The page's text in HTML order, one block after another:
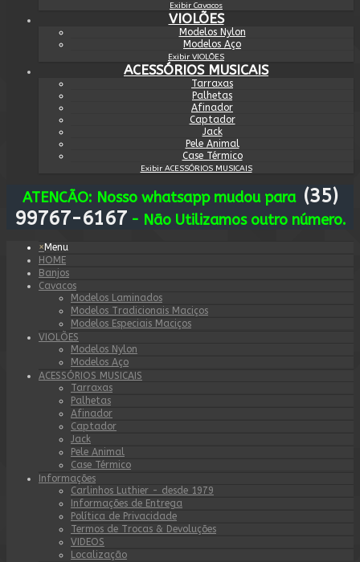
Exibir Cavacos
VIOLÕES
Modelos Nylon
Modelos Aço
Exibir VIOLÕES
ACESSÓRIOS MUSICAIS
Tarraxas
Palhetas
Afinador
Captador
Jack
Pele Animal
Case Térmico
Exibir ACESSÓRIOS MUSICAIS
ATENCÃO: Nosso whatsapp mudou para (35)
99767-6167 - Não Utilizamos outro número.
× Menu
HOME
Banjos
Cavacos
Modelos Laminados
Modelos Tradicionais Maciços
Modelos Especiais Maciços
VIOLÕES
Modelos Nylon
Modelos Aço
ACESSÓRIOS MUSICAIS
Tarraxas
Palhetas
Afinador
Captador
Jack
Pele Animal
Case Térmico
Informações
Carlinhos Luthier - desde 1979
Informações de Entrega
Política de Privacidade
Termos de Trocas & Devoluções
VIDEOS
Localização